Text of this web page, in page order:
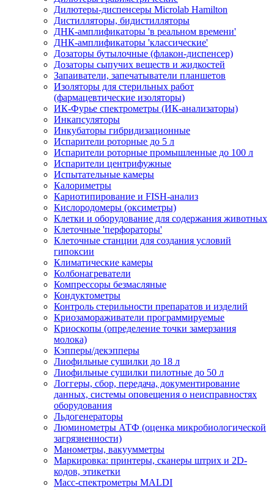
Дилютеры-диспенсеры Microlab Hamilton
Дистилляторы, бидистилляторы
ДНК-амплификаторы 'в реальном времени'
ДНК-амплификаторы 'классические'
Дозаторы бутылочные (флакон-диспенсер)
Дозаторы сыпучих веществ и жидкостей
Запаиватели, запечатыватели планшетов
Изоляторы для стерильных работ
(фармацевтические изоляторы)
ИК-Фурье спектрометры (ИК-анализаторы)
Инкапсуляторы
Инкубаторы гибридизационные
Испарители роторные до 5 л
Испарители роторные промышленные до 100 л
Испарители центрифужные
Испытательные камеры
Калориметры
Кариотипирование и FISH-анализ
Кислородомеры (оксиметры)
Клетки и оборудование для содержания животных
Клеточные 'перфораторы'
Клеточные станции для создания условий
гипоксии
Климатические камеры
Колбонагреватели
Компрессоры безмасляные
Кондуктометры
Контроль стерильности препаратов и изделий
Криозамораживатели программируемые
Криоскопы (определение точки замерзания
молока)
Кэпперы/декэпперы
Лиофильные сушилки до 18 л
Лиофильные сушилки пилотные до 50 л
Логгеры, сбор, передача, документирование
данных, системы оповещения о неисправностях
оборудования
Льдогенераторы
Люминометры АТФ (оценка микробиологической
загрязненности)
Манометры, вакуумметры
Маркировка: принтеры, сканеры штрих и 2D-
кодов, этикетки
Масс-спектрометры MALDI